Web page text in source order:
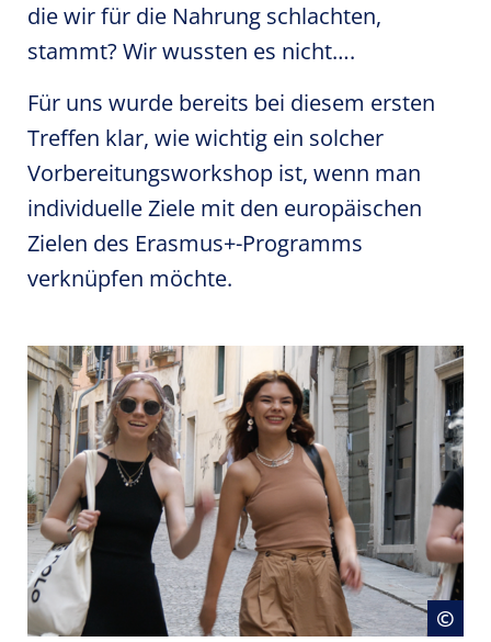
die wir für die Nahrung schlachten,
stammt? Wir wussten es nicht….
Für uns wurde bereits bei diesem ersten
Treffen klar, wie wichtig ein solcher
Vorbereitungsworkshop ist, wenn man
individuelle Ziele mit den europäischen
Zielen des Erasmus+-Programms
verknüpfen möchte.
©